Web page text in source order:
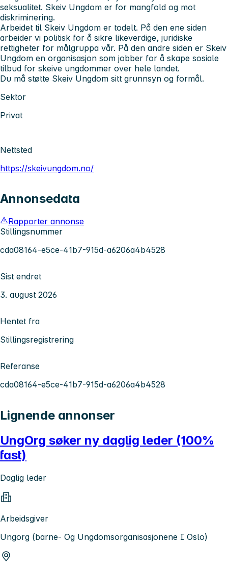
seksualitet. Skeiv Ungdom er for mangfold og mot
diskriminering.
Arbeidet til Skeiv Ungdom er todelt. På den ene siden
arbeider vi politisk for å sikre likeverdige, juridiske
rettigheter for målgruppa vår. På den andre siden er Skeiv
Ungdom en organisasjon som jobber for å skape sosiale
tilbud for skeive ungdommer over hele landet.
Du må støtte Skeiv Ungdom sitt grunnsyn og formål.
Sektor
Privat
Nettsted
https://skeivungdom.no/
Annonsedata
Rapporter annonse
Stillingsnummer
cda08164-e5ce-41b7-915d-a6206a4b4528
Sist endret
3. august 2026
Hentet fra
Stillingsregistrering
Referanse
cda08164-e5ce-41b7-915d-a6206a4b4528
Lignende annonser
UngOrg søker ny daglig leder (100%
fast)
Daglig leder
Arbeidsgiver
Ungorg (barne- Og Ungdomsorganisasjonene I Oslo)